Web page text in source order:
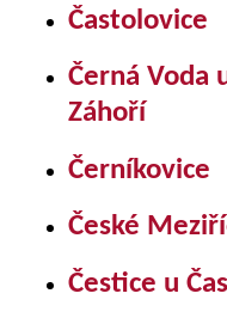
Častolovice
Černá Voda
Záhoří
Černíkovice
České
Čestice u